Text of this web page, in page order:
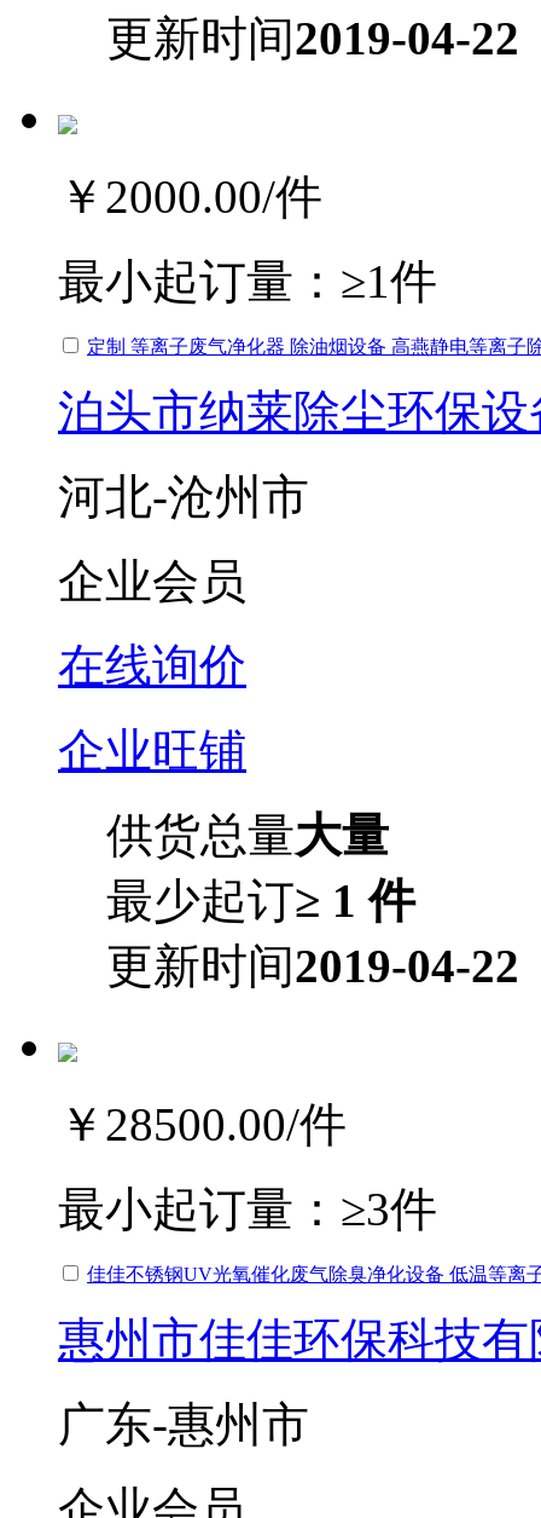
更新时间2019-04-22
￥2000.00/件
最小起订量： ≥1件
定制 等离子废气净化器 除油烟设备 高燕静电等离子
泊头市纳莱除尘环保
河北-沧州市
企业会员
在线询价
企业旺铺
供货总量大量
最少起订≥ 1 件
更新时间2019-04-22
￥28500.00/件
最小起订量： ≥3件
佳佳不锈钢UV光氧催化废气除臭净化设备 低温等离
惠州市佳佳环保科技
广东-惠州市